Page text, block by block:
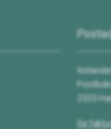
2325
Se